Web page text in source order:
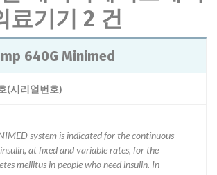
료기기 2 건
640G Minimed
(시리얼번호)
system is indicated for the continuous
at fixed and variable rates, for the
mellitus in people who need insulin. In